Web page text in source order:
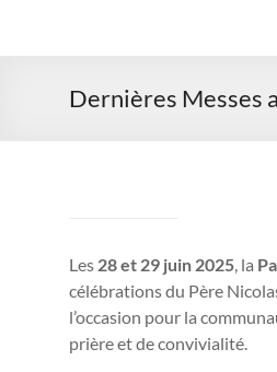
Dernières Messes
Les 28 et 29 juin 2025, la
célébrations du Père
l’occasion pour la
prière et de convivialité.